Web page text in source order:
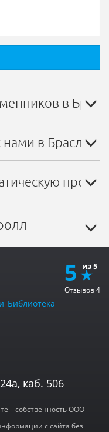
в
в Браславе
5
Отзывов4
Библиотека
каб. 506
– собственность ООО
с сайта без